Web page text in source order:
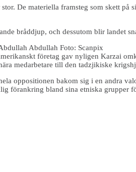
De materiella framsteg som skett
bråddjup, och dessutom blir landet
företag gav nyligen Karzai
medarbetare till den tadzjikiske
oppositionen bakom sig i en andra
förankring bland sina etniska grupper